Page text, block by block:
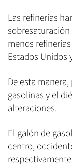
Las refinerías
menos
Estados Unidos
De esta
gasolinas y el
alteraciones.
El galón de
centro,